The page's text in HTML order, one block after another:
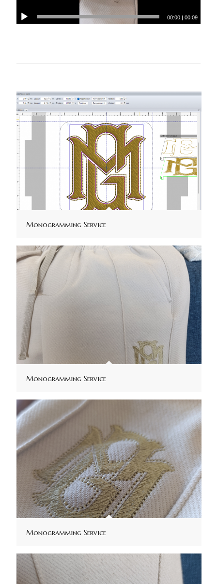
00:00 |00:09
Monogramming Service
Monogramming Service
Monogramming Service